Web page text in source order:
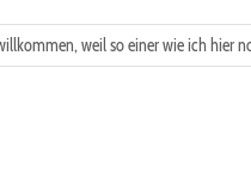
weil so einer wie ich hier